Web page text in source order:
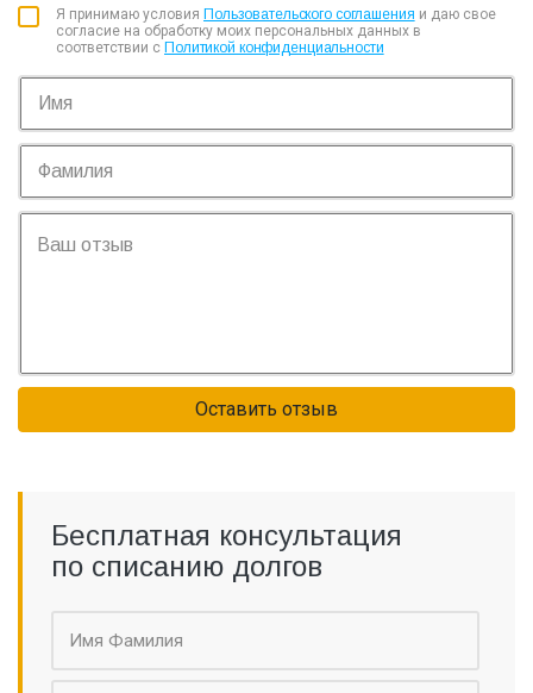
Я принимаю условия Пользовательского соглашения и даю свое
согласие на обработку моих персональных данных в
соответствии с Политикой конфиденциальности
Оставить отзыв
Бесплатная консультация
по списанию долгов